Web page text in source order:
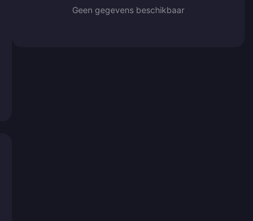
Geen gegevens beschikbaar